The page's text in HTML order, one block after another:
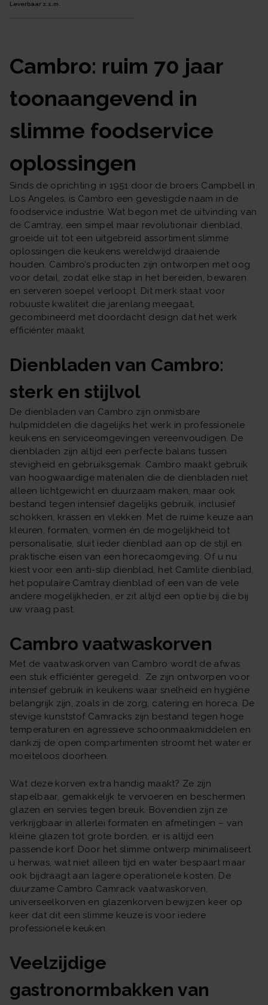
Leverbaar z.s.m.
Cambro: ruim 70 jaar
toonaangevend in
slimme foodservice
oplossingen
Sinds de oprichting in 1951 door de broers Campbell in
Los Angeles, is Cambro een gevestigde naam in de
foodservice industrie. Wat begon met de uitvinding van
de Camtray, een simpel maar revolutionair dienblad,
groeide uit tot een uitgebreid assortiment slimme
oplossingen die keukens wereldwijd draaiende
houden. Cambro’s producten zijn ontworpen met oog
voor detail, zodat elke stap in het bereiden, bewaren
en serveren soepel verloopt. Dit merk staat voor
robuuste kwaliteit die jarenlang meegaat,
gecombineerd met doordacht design dat het werk
efficiënter maakt.
Dienbladen van Cambro:
sterk en stijlvol
De dienbladen van Cambro zijn onmisbare
hulpmiddelen die dagelijks het werk in professionele
keukens en serviceomgevingen vereenvoudigen. De
dienbladen zijn altijd een perfecte balans tussen
stevigheid en gebruiksgemak. Cambro maakt gebruik
van hoogwaardige materialen die de dienbladen niet
alleen lichtgewicht en duurzaam maken, maar ook
bestand tegen intensief dagelijks gebruik, inclusief
schokken, krassen en vlekken. Met de ruime keuze aan
kleuren, formaten, vormen én de mogelijkheid tot
personalisatie, sluit ieder dienblad aan op de stijl en
praktische eisen van een horecaomgeving. Of u nu
kiest voor een anti-slip dienblad, het Camlite dienblad,
het populaire Camtray dienblad of een van de vele
andere mogelijkheden, er zit altijd een optie bij die bij
uw vraag past.
Cambro vaatwaskorven
Met de vaatwaskorven van Cambro wordt de afwas
een stuk efficiënter geregeld. Ze zijn ontworpen voor
intensief gebruik in keukens waar snelheid en hygiëne
belangrijk zijn, zoals in de zorg, catering en horeca. De
stevige kunststof Camracks zijn bestand tegen hoge
temperaturen en agressieve schoonmaakmiddelen en
dankzij de open compartimenten stroomt het water er
moeiteloos doorheen.
Wat deze korven extra handig maakt? Ze zijn
stapelbaar, gemakkelijk te vervoeren en beschermen
glazen en servies tegen breuk. Bovendien zijn ze
verkrijgbaar in allerlei formaten en afmetingen – van
kleine glazen tot grote borden, er is altijd een
passende korf. Door het slimme ontwerp minimaliseert
u herwas, wat niet alleen tijd en water bespaart maar
ook bijdraagt aan lagere operationele kosten. De
duurzame Cambro Camrack vaatwaskorven,
universeelkorven en glazenkorven bewijzen keer op
keer dat dit een slimme keuze is voor iedere
professionele keuken.
Veelzijdige
gastronormbakken van